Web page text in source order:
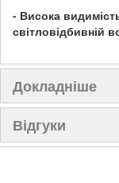
- Висока
світловідбивній
Докладніше
Відгуки